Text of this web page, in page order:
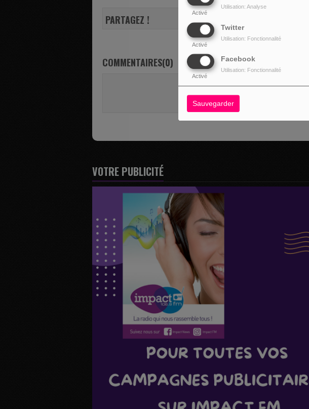
Activé
Utilisation: Analyse
Twitter
Activé
Utilisation: Fonctionnalité
Facebook
Activé
Utilisation: Fonctionnalité
Sauvegarder
PARTAGEZ !
COMMENTAIRES(0)
Vous devez être connecté pour
SE CONNECTER
VOTRE PUBLICITÉ